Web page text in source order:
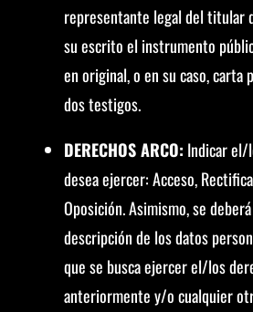
representante legal del titular
su escrito el instrumento
en original, o en su caso, carta
dos testigos.
DERECHOS ARCO: Indicar el/
desea ejercer: Acceso,
Oposición. Asimismo, se
descripción de los datos
que se busca ejercer el/los
anteriormente y/o cualquier